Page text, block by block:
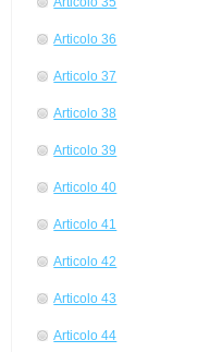
Articolo 36
Articolo 37
Articolo 38
Articolo 39
Articolo 40
Articolo 41
Articolo 42
Articolo 43
Articolo 44